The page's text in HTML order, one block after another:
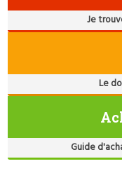
Je
Le
Guide